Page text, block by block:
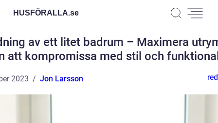
HUSFÖRALLA.se
av ett litet badrum – Maximera
att kompromissa med stil och
2023 Jon Larsson